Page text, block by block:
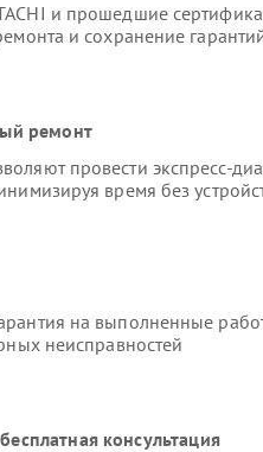
и прошедшие
и сохранение
ремонт
провести экспресс-
время без
на выполненные
неисправностей
консультация